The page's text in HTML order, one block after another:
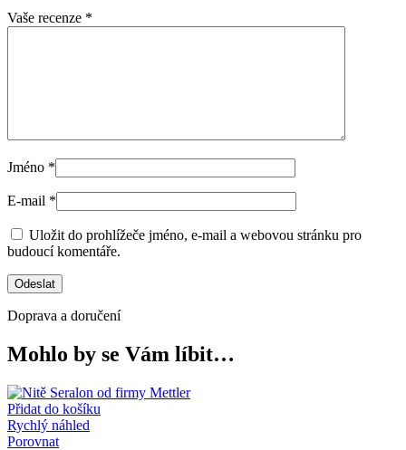
Vaše recenze *
Jméno *
E-mail *
Uložit do prohlížeče jméno, e-mail a webovou stránku pro
budoucí komentáře.
Doprava a doručení
Mohlo by se Vám líbit…
Přidat do košíku
Rychlý náhled
Porovnat